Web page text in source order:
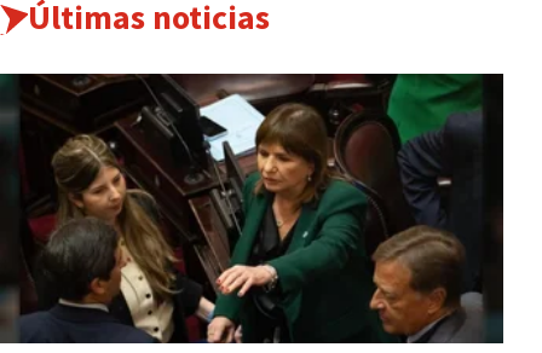
Últimas noticias